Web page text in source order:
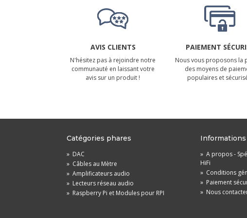
AVIS CLIENTS
N'hésitez pas à rejoindre notre
communauté en laissant votre
avis sur un produit !
PAIEMENT
Nous vous proposons la
des moyens de
populaires et
Catégories phares
» DAC
» Câbles au Mètre
» Amplificateurs audio
» Lecteurs réseau audio
» Raspberry Pi et Modules pour RPI
Informations
» A propos -
HiFi
» Conditions
» Paiement
» Nous